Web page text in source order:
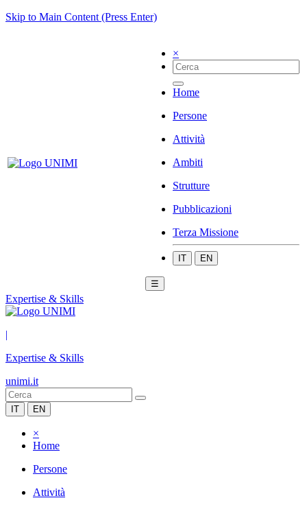
Skip to Main Content (Press Enter)
×
Home
Persone
Attività
Ambiti
Strutture
Pubblicazioni
Terza Missione
IT EN
☰
Expertise & Skills
|
Expertise & Skills
unimi.it
IT EN
×
Home
Persone
Attività